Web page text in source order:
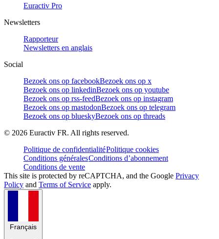
Euractiv Pro
Newsletters
Rapporteur
Newsletters en anglais
Social
Bezoek ons op facebookBezoek ons op x
Bezoek ons op linkedinBezoek ons op youtube
Bezoek ons op rss-feedBezoek ons op instagram
Bezoek ons op mastodonBezoek ons op telegram
Bezoek ons op blueskyBezoek ons op threads
© 2026 Euractiv FR. All rights reserved.
Politique de confidentialitéPolitique cookies
Conditions généralesConditions d’abonnement
Conditions de vente
This site is protected by reCAPTCHA, and the Google Privacy
Policy and Terms of Service apply.
Français